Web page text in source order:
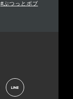
#ぷつっとボブ